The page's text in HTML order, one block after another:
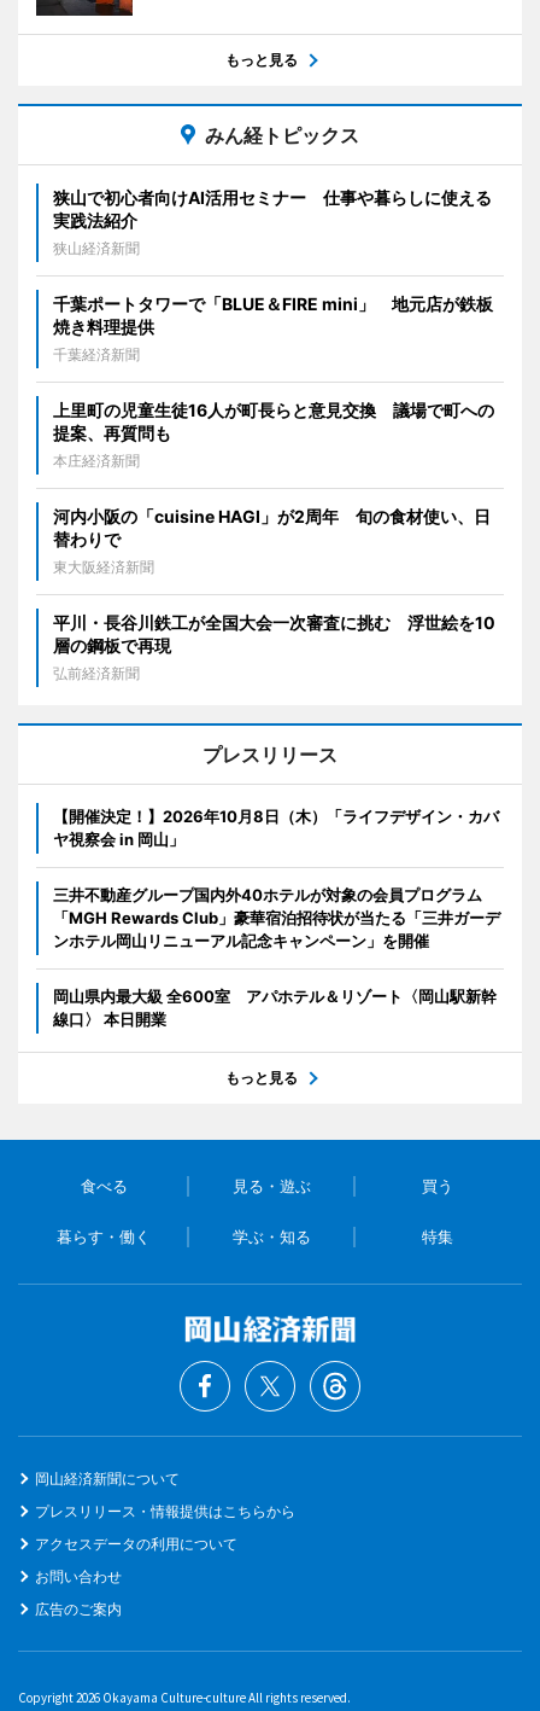
もっと見る
みん経トピックス
狭山で初心者向けAI活用セミナー 仕事や暮らしに使える
実践法紹介
狭山経済新聞
千葉ポートタワーで「BLUE＆FIRE mini」 地元店が鉄板
焼き料理提供
千葉経済新聞
上里町の児童生徒16人が町長らと意見交換 議場で町への
提案、再質問も
本庄経済新聞
河内小阪の「cuisine HAGI」が2周年 旬の食材使い、日
替わりで
東大阪経済新聞
平川・長谷川鉄工が全国大会一次審査に挑む 浮世絵を10
層の鋼板で再現
弘前経済新聞
プレスリリース
【開催決定！】2026年10月8日（木）「ライフデザイン・カバ
ヤ視察会 in 岡山」
三井不動産グループ国内外40ホテルが対象の会員プログラム
「MGH Rewards Club」豪華宿泊招待状が当たる「三井ガーデ
ンホテル岡山リニューアル記念キャンペーン」を開催
岡山県内最大級 全600室 アパホテル＆リゾート〈岡山駅新幹
線口〉 本日開業
もっと見る
食べる 見る・遊ぶ 買う
暮らす・働く 学ぶ・知る 特集
岡山経済新聞について
プレスリリース・情報提供はこちらから
アクセスデータの利用について
お問い合わせ
広告のご案内
Copyright 2026 Okayama Culture-culture All rights reserved.